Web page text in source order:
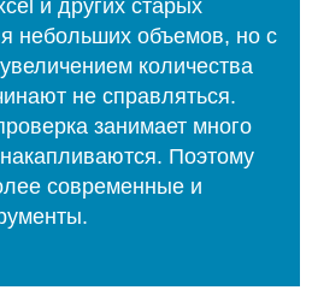
и других старых
небольших объемов, но с
количества
не справляться.
занимает много
Поэтому
современные и